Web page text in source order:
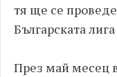
тя ще се
Българската
През май месец